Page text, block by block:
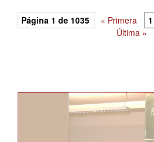
Página 1 de 1035 « Primera 1
Última »